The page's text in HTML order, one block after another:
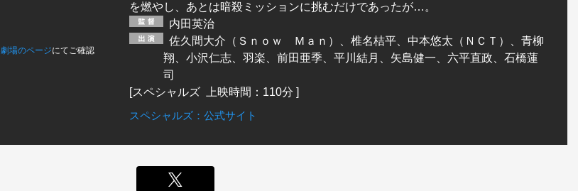
場のページにてご確認
を燃やし、あとは暗殺ミッションに挑むだけであったが…。
内田英治
佐久間大介（Ｓｎｏｗ Ｍａｎ）、椎名桔平、中本悠太（ＮＣＴ）、青柳
翔、小沢仁志、羽楽、前田亜季、平川結月、矢島健一、六平直政、石橋蓮
司
[スペシャルズ 上映時間：110分 ]
スペシャルズ：公式サイト